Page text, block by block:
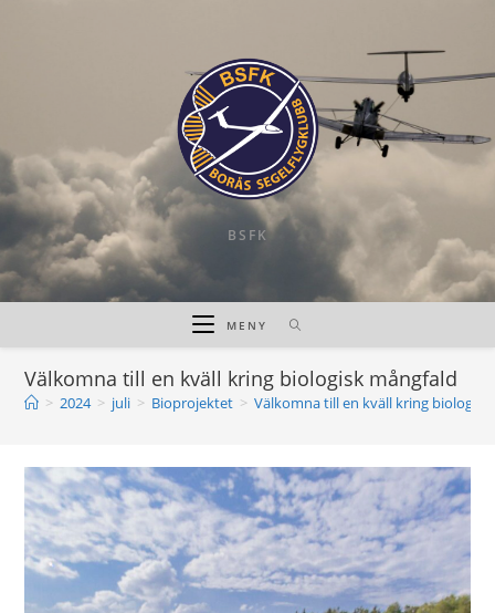
BSFK
MENY
Välkomna till en kväll kring biologisk mångfald
> 2024 > juli > Bioprojektet > Välkomna till en kväll kring